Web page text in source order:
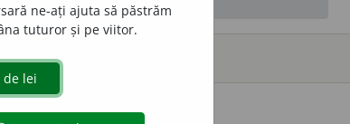
ne-ați ajuta să păstrăm
tuturor și pe viitor.